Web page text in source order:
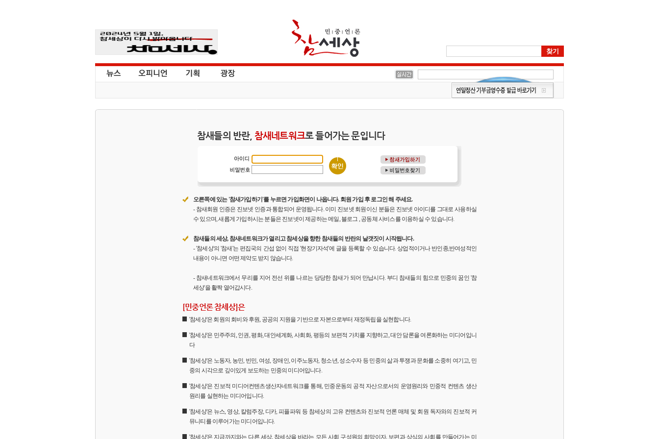
참새들의 반란, 참새네트워크로 들어가는 문입니다
오른쪽에 있는 '참새가입하기'를 누르면 가입화면이 나옵니다. 회원 가입 후 로그인 해 주세요.
- 참새회원 인증은 진보넷 인증과 통합되어 운영됩니다. 이미 진보넷 회원이신 분들은 진보넷 아이디를 그대로 사용하실
수 있으며, 새롭게 가입하시는 분들은 진보넷이 제공하는 메일, 블로그 , 공동체 사비스를 이용하실 수 있습니다.
참새들의 세상, 참새네트워크가 열리고 참세상을 향한 참새들의 반란의 날갯짓이 시작됩니다.
- '참세상'의 '참새'는 편집국의 간섭 없이 직접 '현장기자석'에 글을 등록할 수 있습니다. 상업적이거나 반인종,반여성적인
내용이 아니면 어떤 제약도 받지 않습니다.
- 참새네트워크에서 무리를 지어 전선 위를 나르는 당당한 참새가 되어 만납시다. 부디 참새들의 힘으로 민중의 꿈인 '참
세상'을 활짝 열어갑시다.
[민중언론 참세상]은
'참세상'은 회원의 회비와 후원, 공공의 지원을 기반으로 자본으로부터 재정독립을 실현합니다.
'참세상'은 민주주의, 인권, 평화, 대안세계화, 사회화, 평등의 보편적 가치를 지향하고, 대안 담론을 여론화하는 미디어입니
다
'참세상'은 노동자, 농민, 빈민, 여성, 장애인, 이주노동자, 청소년, 성소수자 등 민중의 삶과 투쟁과 문화를 소중히 여기고, 민
중의 시각으로 깊이있게 보도하는 민중의 미디어입니다.
'참세상'은 진보적 미디어컨텐츠생산자네트워크를 통해, 민중운동의 공적 자산으로서의 운영원리와 민중적 컨텐츠 생산
원리를 실현하는 미디어입니다.
'참세상'은 뉴스, 영상, 칼럼주장, 디카, 피플파워 등 참세상의 고유 컨텐츠와 진보적 언론 매체 및 회원 독자와의 진보적 커
뮤니티를 이루어가는 미디어입니다.
'참세상'은 지금까지와는 다른 세상, 참세상을 바라는 모든 사회 구성원의 희망이자, 보편과 상식의 사회를 만들어가는 미